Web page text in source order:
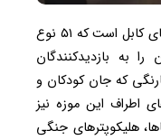
موزه مین‌های عمر یکی دیگر از دیدنی‌های کابل است که ۵۱ نوع
به بازدیدکنندگان
که جان کودکان و
اطراف این موزه نیز
هلیکوپترهای جنگی